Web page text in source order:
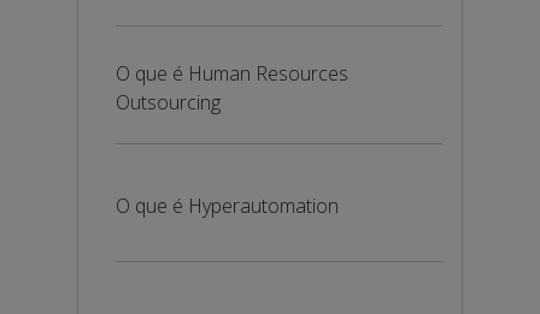
O que é Human Resources
Outsourcing
O que é Hyperautomation